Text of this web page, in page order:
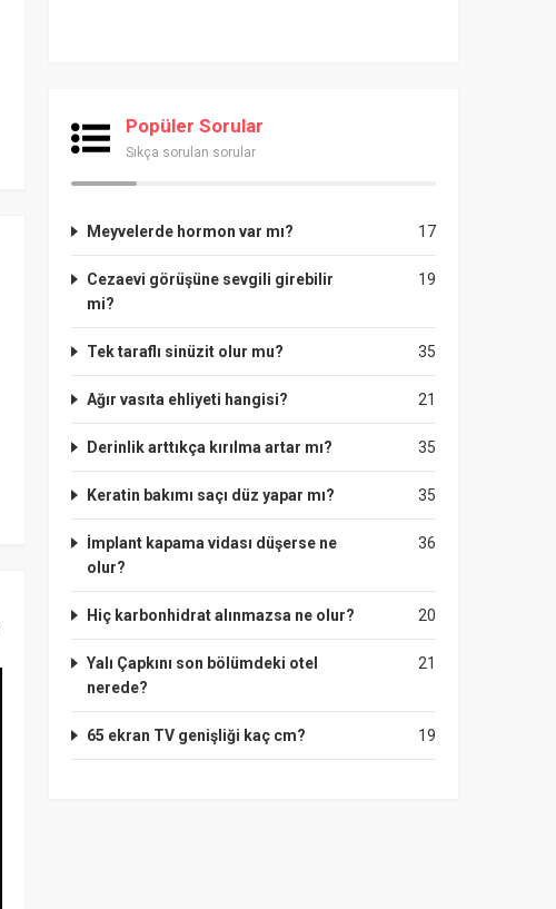
Popüler Sorular
Sıkça sorulan sorular
17
Meyvelerde hormon var mı?
19
Cezaevi görüşüne sevgili girebilir
mi?
35
Tek taraflı sinüzit olur mu?
21
Ağır vasıta ehliyeti hangisi?
35
Derinlik arttıkça kırılma artar mı?
35
Keratin bakımı saçı düz yapar mı?
36
İmplant kapama vidası düşerse ne
olur?
20
Hiç karbonhidrat alınmazsa ne olur?
21
Yalı Çapkını son bölümdeki otel
nerede?
19
65 ekran TV genişliği kaç cm?